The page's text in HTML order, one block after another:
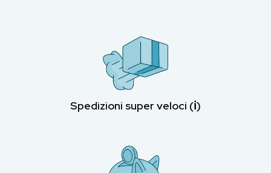
Spedizioni super veloci (ℹ︎)